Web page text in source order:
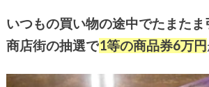
いつもの買い物の途中でたまたま
商店街の抽選で1等の商品券6万円